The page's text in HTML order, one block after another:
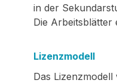
in der
Die
Lizenzmodell
Das